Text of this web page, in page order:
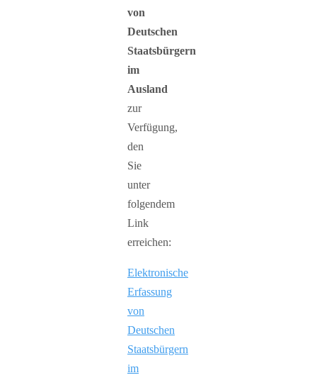
von
Deutschen
Staatsbürgern
im
Ausland
zur
Verfügung,
den
Sie
unter
folgendem
Link
erreichen:
Elektronische
Erfassung
von
Deutschen
Staatsbürgern
im